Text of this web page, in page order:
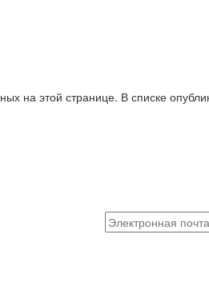
на этой странице. В списке